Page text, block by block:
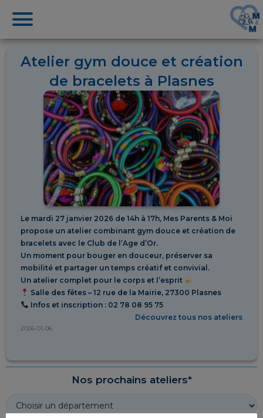
Atelier gym douce et création
de bracelets à Plasnes
Le mardi 27 janvier 2026 de 14h à 17h, Mes Parents & Moi
propose un atelier combinant gym douce et création de
bracelets avec le Club de l’Age d’Or.
Un moment pour bouger en douceur, préserver sa
mobilité et partager un temps créatif et convivial.
Un atelier complet pour le corps et l’esprit
Salle des fêtes – 12 rue de la Mairie, 27300 Plasnes
Infos et inscription : 02 78 08 95 75
Découvrez tous nos ateliers
2026-01-06
Nos prochains ateliers*